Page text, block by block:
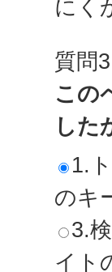
にく
質問3
この
した
1.
のキ
3.
イト